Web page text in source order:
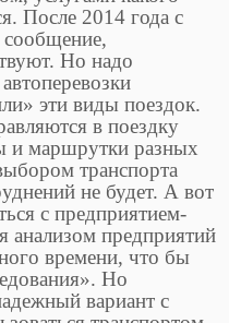
После 2014 года с
Но надо
эти виды поездок.
в поездку
и маршрутки разных
транспорта
не будет. А вот
с предприятием-
анализом предприятий
времени, что бы
Но
вариант с